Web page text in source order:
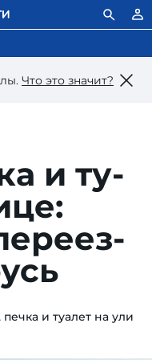
Что это значит?
и ту­
печка и туалет на